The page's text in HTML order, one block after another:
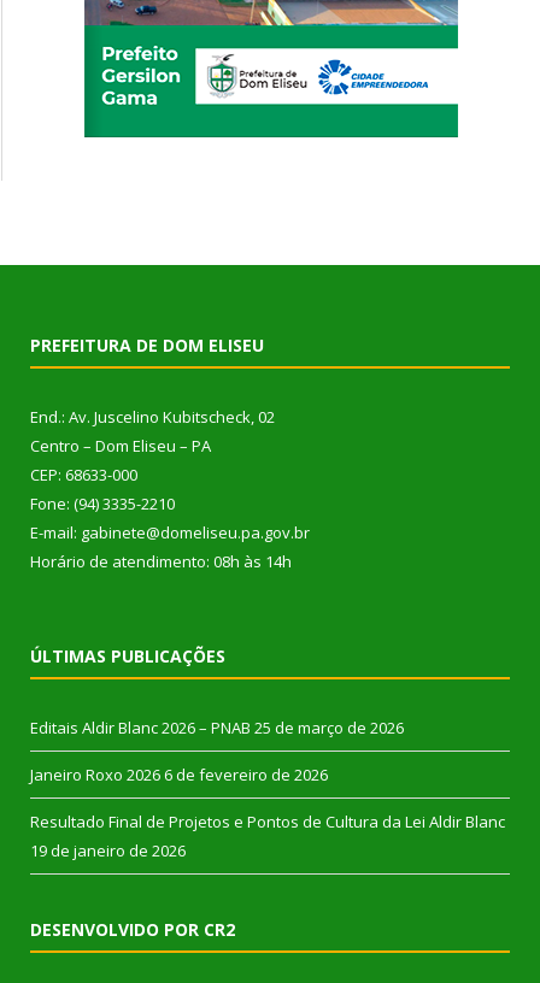
PREFEITURA DE DOM ELISEU
End.: Av. Juscelino Kubitscheck, 02
Centro – Dom Eliseu – PA
CEP: 68633-000
Fone: (94) 3335-2210
E-mail: gabinete@domeliseu.pa.gov.br
Horário de atendimento: 08h às 14h
ÚLTIMAS PUBLICAÇÕES
Editais Aldir Blanc 2026 – PNAB 25 de março de 2026
Janeiro Roxo 2026 6 de fevereiro de 2026
Resultado Final de Projetos e Pontos de Cultura da Lei Aldir Blanc
19 de janeiro de 2026
DESENVOLVIDO POR CR2